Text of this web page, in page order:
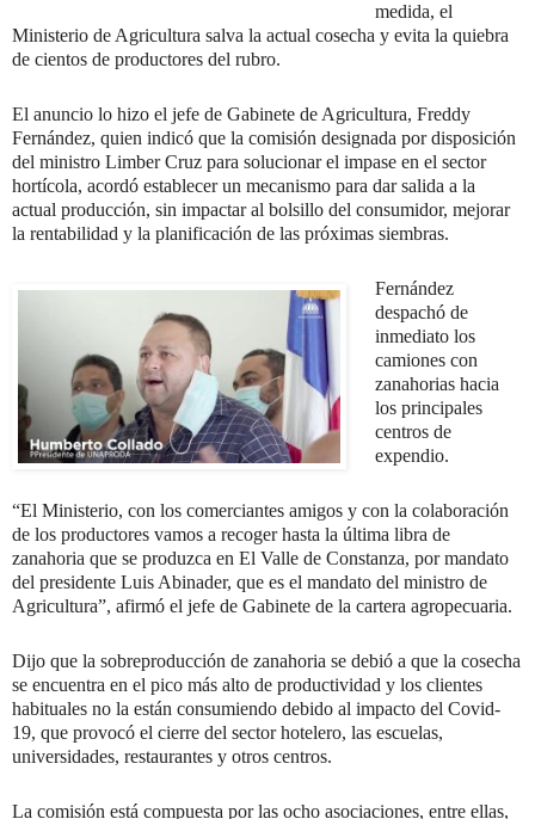
medida, el
Ministerio de Agricultura salva la actual cosecha y evita la quiebra
de cientos de productores del rubro.
El anuncio lo hizo el jefe de Gabinete de Agricultura, Freddy
Fernández, quien indicó que la comisión designada por disposición
del ministro Limber Cruz para solucionar el impase en el sector
hortícola, acordó establecer un mecanismo para dar salida a la
actual producción, sin impactar al bolsillo del consumidor, mejorar
la rentabilidad y la planificación de las próximas siembras.
Fernández
despachó de
inmediato los
camiones con
zanahorias hacia
los principales
centros de
expendio.
“El Ministerio, con los comerciantes amigos y con la colaboración
de los productores vamos a recoger hasta la última libra de
zanahoria que se produzca en El Valle de Constanza, por mandato
del presidente Luis Abinader, que es el mandato del ministro de
Agricultura”, afirmó el jefe de Gabinete de la cartera agropecuaria.
Dijo que la sobreproducción de zanahoria se debió a que la cosecha
se encuentra en el pico más alto de productividad y los clientes
habituales no la están consumiendo debido al impacto del Covid-
19, que provocó el cierre del sector hotelero, las escuelas,
universidades, restaurantes y otros centros.
La comisión está compuesta por las ocho asociaciones, entre ellas,